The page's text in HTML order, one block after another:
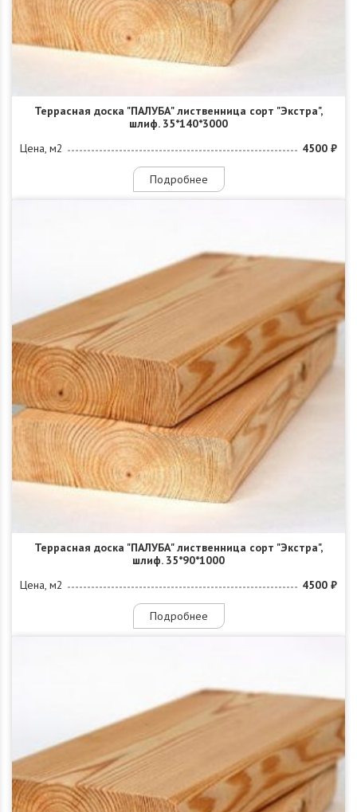
Террасная доска "ПАЛУБА" лиственница сорт "Экстра",
шлиф. 35*140*3000
Цена, м2
4500 ₽
Подробнее
Террасная доска "ПАЛУБА" лиственница сорт "Экстра",
шлиф. 35*90*1000
Цена, м2
4500 ₽
Подробнее